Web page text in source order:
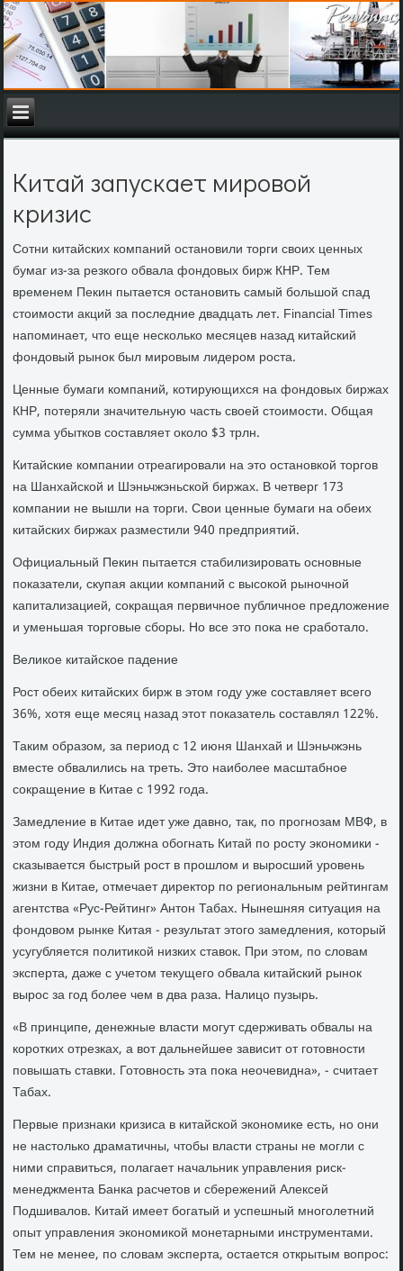
Китай запускает мировой
кризис
Сотни китайских компаний остановили торги своих ценных
бумаг из-за резкого обвала фондовых бирж КНР. Тем
временем Пекин пытается остановить самый большой спад
стоимости акций за последние двадцать лет. Financial Times
напоминает, что еще несколько месяцев назад китайский
фондовый рынок был мировым лидером роста.
Ценные бумаги компаний, котирующихся на фондовых биржах
КНР, потеряли значительную часть своей стоимости. Общая
сумма убытков составляет около $3 трлн.
Китайские компании отреагировали на это остановкой торгов
на Шанхайской и Шэньчжэньской биржах. В четверг 173
компании не вышли на торги. Свои ценные бумаги на обеих
китайских биржах разместили 940 предприятий.
Официальный Пекин пытается стабилизировать основные
показатели, скупая акции компаний с высокой рыночной
капитализацией, сокращая первичное публичное предложение
и уменьшая торговые сборы. Но все это пока не сработало.
Великое китайское падение
Рост обеих китайских бирж в этом году уже составляет всего
36%, хотя еще месяц назад этот показатель составлял 122%.
Таким образом, за период с 12 июня Шанхай и Шэньчжэнь
вместе обвалились на треть. Это наиболее масштабное
сокращение в Китае с 1992 года.
Замедление в Китае идет уже давно, так, по прогнозам МВФ, в
этом году Индия должна обогнать Китай по росту экономики -
сказывается быстрый рост в прошлом и выросший уровень
жизни в Китае, отмечает директор по региональным рейтингам
агентства «Рус-Рейтинг» Антон Табах. Нынешняя ситуация на
фондовом рынке Китая - результат этого замедления, который
усугубляется политикой низких ставок. При этом, по словам
эксперта, даже с учетом текущего обвала китайский рынок
вырос за год более чем в два раза. Налицо пузырь.
«В принципе, денежные власти могут сдерживать обвалы на
коротких отрезках, а вот дальнейшее зависит от готовности
повышать ставки. Готовность эта пока неочевидна», - считает
Табах.
Первые признаки кризиса в китайской экономике есть, но они
не настолько драматичны, чтобы власти страны не могли с
ними справиться, полагает начальник управления риск-
менеджмента Банка расчетов и сбережений Алексей
Подшивалов. Китай имеет богатый и успешный многолетний
опыт управления экономикой монетарными инструментами.
Тем не менее, по словам эксперта, остается открытым вопрос: